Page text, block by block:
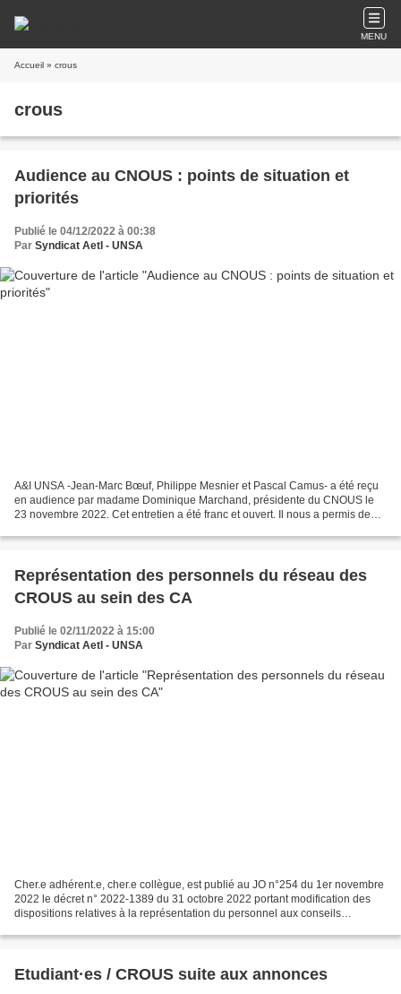
MENU
Accueil » crous
crous
Audience au CNOUS : points de situation et
priorités
Publié le 04/12/2022 à 00:38
Par Syndicat AetI - UNSA
A&I UNSA -Jean-Marc Bœuf, Philippe Mesnier et Pascal Camus- a été reçu
en audience par madame Dominique Marchand, présidente du CNOUS le
23 novembre 2022. Cet entretien a été franc et ouvert. Il nous a permis de
Représentation des personnels du réseau des
CROUS au sein des CA
Publié le 02/11/2022 à 15:00
Par Syndicat AetI - UNSA
Cher.e adhérent.e, cher.e collègue, est publié au JO n°254 du 1er novembre
2022 le décret n° 2022-1389 du 31 octobre 2022 portant modification des
dispositions relatives à la représentation du personnel aux conseils
Etudiant·es / CROUS suite aux annonces